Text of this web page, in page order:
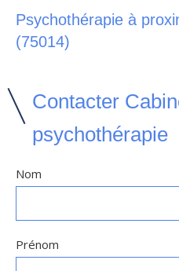
Psychothérapie à
(75014)
Contacter
psychothérapie
Nom
Prénom